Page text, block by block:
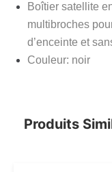
Boîtier satellite
multibroches
d’enceinte et
Couleur: noir
Produits